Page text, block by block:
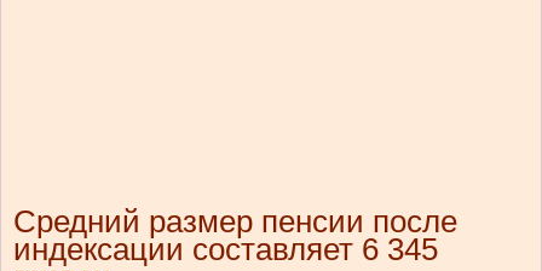
Средний размер пенсии после
индексации составляет 6 345